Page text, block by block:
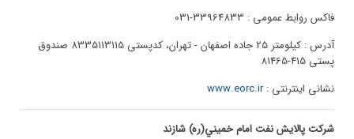
فاکس روابط عمومی : 33964833-031
آدرس : کیلومتر 25 جاده اصفهان - تهران، کدپستی 8335113115 صندوق
پستی 415-81465
نشانی اینترنتی :www.eorc.ir
شرکت پالایش نفت امام خميني(ره) شازند